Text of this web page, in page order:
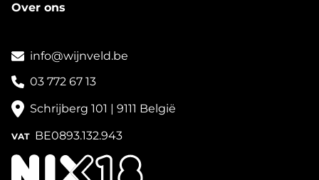
Over ons
info@wijnveld.be
03 772 67 13
Schrijberg 101 | 9111 België
VAT BE0893.132.943